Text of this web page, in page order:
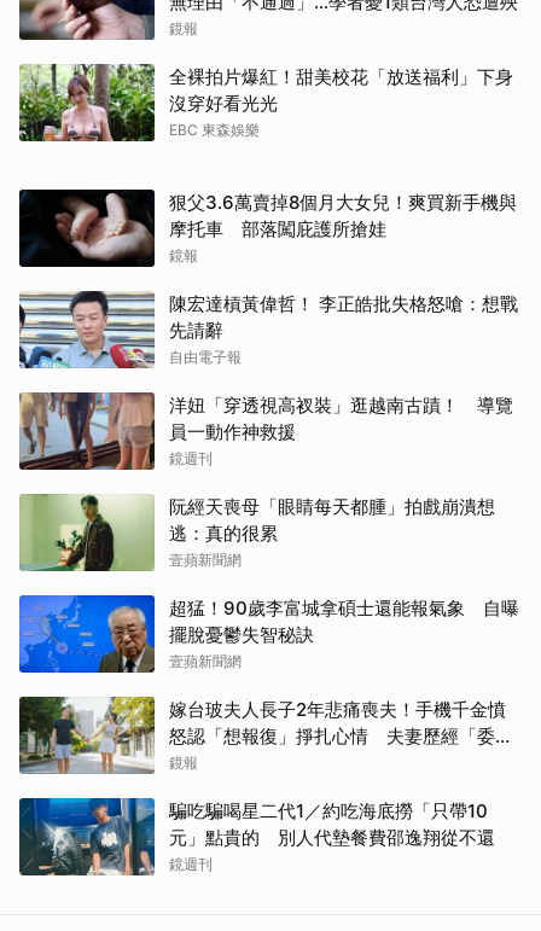
鏡報
全裸拍片爆紅！甜美校花「放送福利」下身
沒穿好看光光
EBC 東森娛樂
狠父3.6萬賣掉8個月大女兒！爽買新手機與
摩托車 部落闖庇護所搶娃
鏡報
陳宏達槓黃偉哲！ 李正皓批失格怒嗆：想戰
先請辭
自由電子報
洋妞「穿透視高衩裝」逛越南古蹟！ 導覽
員一動作神救援
鏡週刊
阮經天喪母「眼睛每天都腫」拍戲崩潰想
逃：真的很累
壹蘋新聞網
超猛！90歲李富城拿碩士還能報氣象 自曝
擺脫憂鬱失智秘訣
壹蘋新聞網
嫁台玻夫人長子2年悲痛喪夫！手機千金憤
怒認「想報復」掙扎心情 夫妻歷經「委屈
與不平」只能安靜
鏡報
騙吃騙喝星二代1／約吃海底撈「只帶10
元」點貴的 別人代墊餐費邵逸翔從不還
鏡週刊